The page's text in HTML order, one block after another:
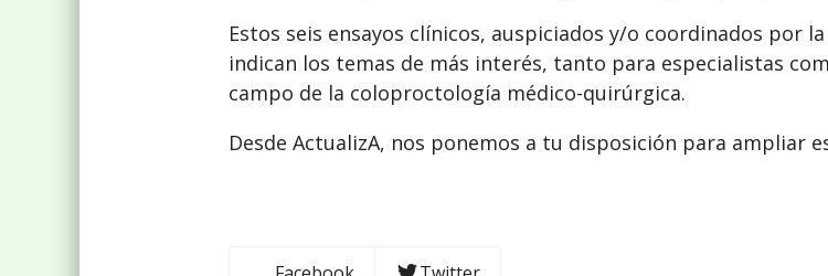
Estos seis ensayos clínicos, auspiciados y/o coordinados por
indican los temas de más interés, tanto para especialistas
campo de la coloproctología médico-quirúrgica.
Desde ActualizA, nos ponemos a tu disposición para ampliar